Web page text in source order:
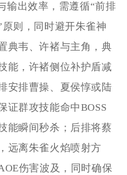
输出效率，需遵循“前排
则，同时避开朱雀神
典韦、许褚与主角，典
能，许褚侧位补护盾减
安排曹操、夏侯惇或陆
证群攻技能命中BOSS
能瞬间秒杀；后排将蔡
远离朱雀火焰喷射方
伤害波及，同时确保